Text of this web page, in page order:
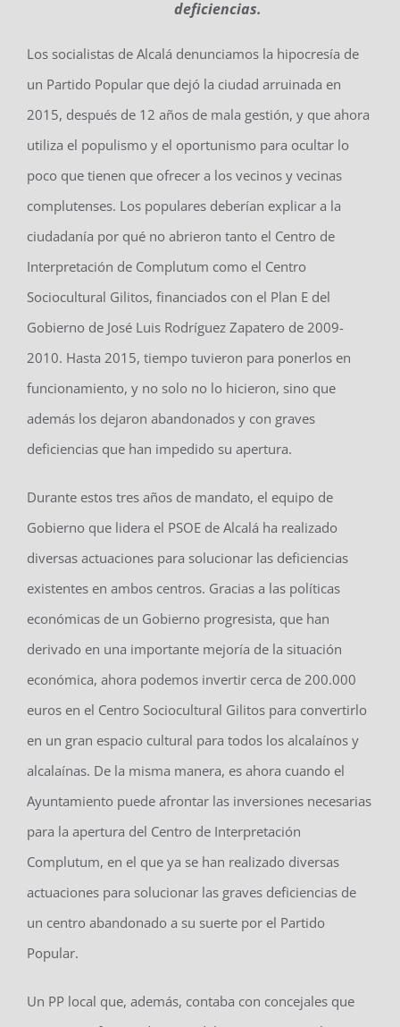
deficiencias.
Los socialistas de Alcalá denunciamos la hipocresía de
un Partido Popular que dejó la ciudad arruinada en
2015, después de 12 años de mala gestión, y que ahora
utiliza el populismo y el oportunismo para ocultar lo
poco que tienen que ofrecer a los vecinos y vecinas
complutenses. Los populares deberían explicar a la
ciudadanía por qué no abrieron tanto el Centro de
Interpretación de Complutum como el Centro
Sociocultural Gilitos, financiados con el Plan E del
Gobierno de José Luis Rodríguez Zapatero de 2009-
2010. Hasta 2015, tiempo tuvieron para ponerlos en
funcionamiento, y no solo no lo hicieron, sino que
además los dejaron abandonados y con graves
deficiencias que han impedido su apertura.
Durante estos tres años de mandato, el equipo de
Gobierno que lidera el PSOE de Alcalá ha realizado
diversas actuaciones para solucionar las deficiencias
existentes en ambos centros. Gracias a las políticas
económicas de un Gobierno progresista, que han
derivado en una importante mejoría de la situación
económica, ahora podemos invertir cerca de 200.000
euros en el Centro Sociocultural Gilitos para convertirlo
en un gran espacio cultural para todos los alcalaínos y
alcalaínas. De la misma manera, es ahora cuando el
Ayuntamiento puede afrontar las inversiones necesarias
para la apertura del Centro de Interpretación
Complutum, en el que ya se han realizado diversas
actuaciones para solucionar las graves deficiencias de
un centro abandonado a su suerte por el Partido
Popular.
Un PP local que, además, contaba con concejales que